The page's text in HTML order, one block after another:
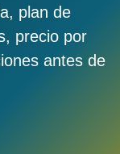
plan de
precio por
antes de